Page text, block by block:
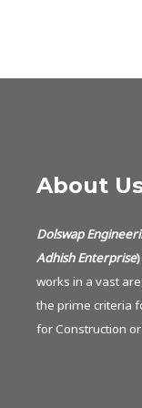
About
Dolswap
Adhish Enterprise)
works in a vast
the prime criteria
for Construction or